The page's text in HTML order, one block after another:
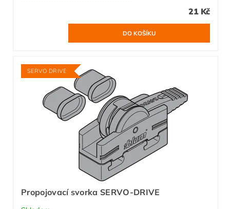
21 Kč
SERVO DRIVE
Propojovací svorka SERVO-DRIVE